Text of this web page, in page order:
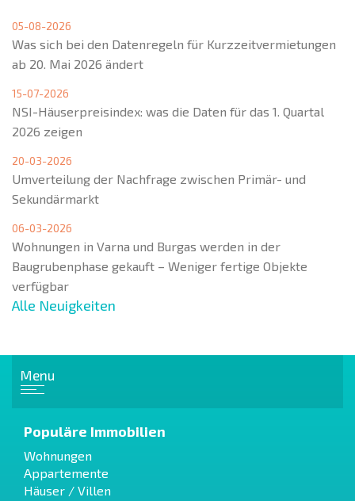
05-08-2026
Was sich bei den Datenregeln für Kurzzeitvermietungen
ab 20. Mai 2026 ändert
15-07-2026
NSI-Häuserpreisindex: was die Daten für das 1. Quartal
2026 zeigen
20-03-2026
Umverteilung der Nachfrage zwischen Primär- und
Sekundärmarkt
06-03-2026
Wohnungen in Varna und Burgas werden in der
Baugrubenphase gekauft – Weniger fertige Objekte
verfügbar
Alle Neuigkeiten
Menu
Populäre Immobilien
Wohnungen
Appartemente
Häuser / Villen